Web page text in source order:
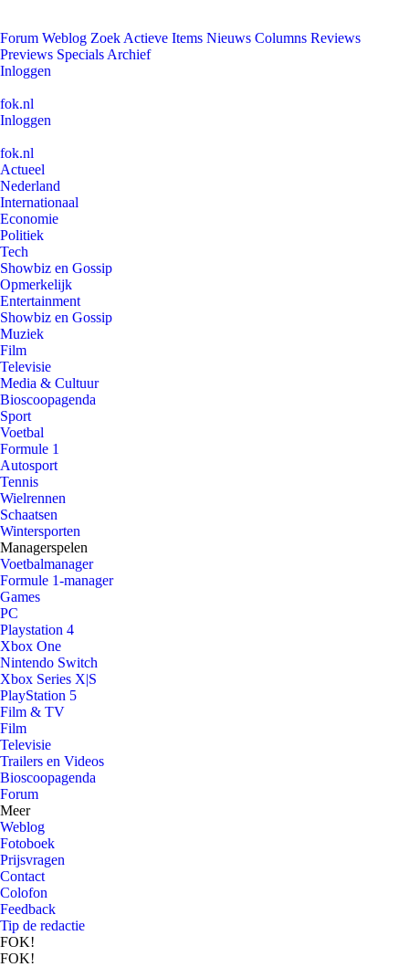
Forum Weblog Zoek Actieve Items Nieuws Columns Reviews
Previews Specials Archief
Inloggen
fok.nl
Inloggen
fok.nl
Actueel
Nederland
Internationaal
Economie
Politiek
Tech
Showbiz en Gossip
Opmerkelijk
Entertainment
Showbiz en Gossip
Muziek
Film
Televisie
Media & Cultuur
Bioscoopagenda
Sport
Voetbal
Formule 1
Autosport
Tennis
Wielrennen
Schaatsen
Wintersporten
Managerspelen
Voetbalmanager
Formule 1-manager
Games
PC
Playstation 4
Xbox One
Nintendo Switch
Xbox Series X|S
PlayStation 5
Film & TV
Film
Televisie
Trailers en Videos
Bioscoopagenda
Forum
Meer
Weblog
Fotoboek
Prijsvragen
Contact
Colofon
Feedback
Tip de redactie
FOK!
FOK!